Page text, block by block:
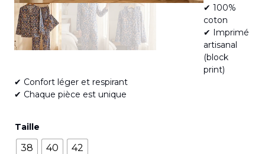
✔ 100%
coton
✔ Imprimé
artisanal
(block
print)
✔ Confort léger et respirant
✔ Chaque pièce est unique
Taille
38 40 42